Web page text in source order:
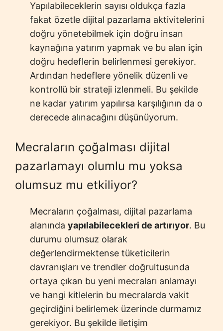
Yapılabileceklerin sayısı oldukça fazla
fakat özetle dijital pazarlama aktivitelerini
doğru yönetebilmek için doğru insan
kaynağına yatırım yapmak ve bu alan için
doğru hedeflerin belirlenmesi gerekiyor.
Ardından hedeflere yönelik düzenli ve
kontrollü bir strateji izlenmeli. Bu şekilde
ne kadar yatırım yapılırsa karşılığının da o
derecede alınacağını düşünüyorum.
Mecraların çoğalması dijital
pazarlamayı olumlu mu yoksa
olumsuz mu etkiliyor?
Mecraların çoğalması, dijital pazarlama
alanında yapılabilecekleri de artırıyor. Bu
durumu olumsuz olarak
değerlendirmektense tüketicilerin
davranışları ve trendler doğrultusunda
ortaya çıkan bu yeni mecraları anlamayı
ve hangi kitlelerin bu mecralarda vakit
geçirdiğini belirlemek üzerinde durmamız
gerekiyor. Bu şekilde iletişim